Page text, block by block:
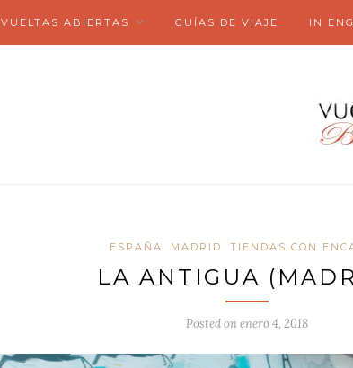
VUELTAS ABIERTAS GUÍAS DE VIAJE IN
ESPAÑA MADRID TIENDAS CON
LA ANTIGUA
Posted onenero 4, 2018